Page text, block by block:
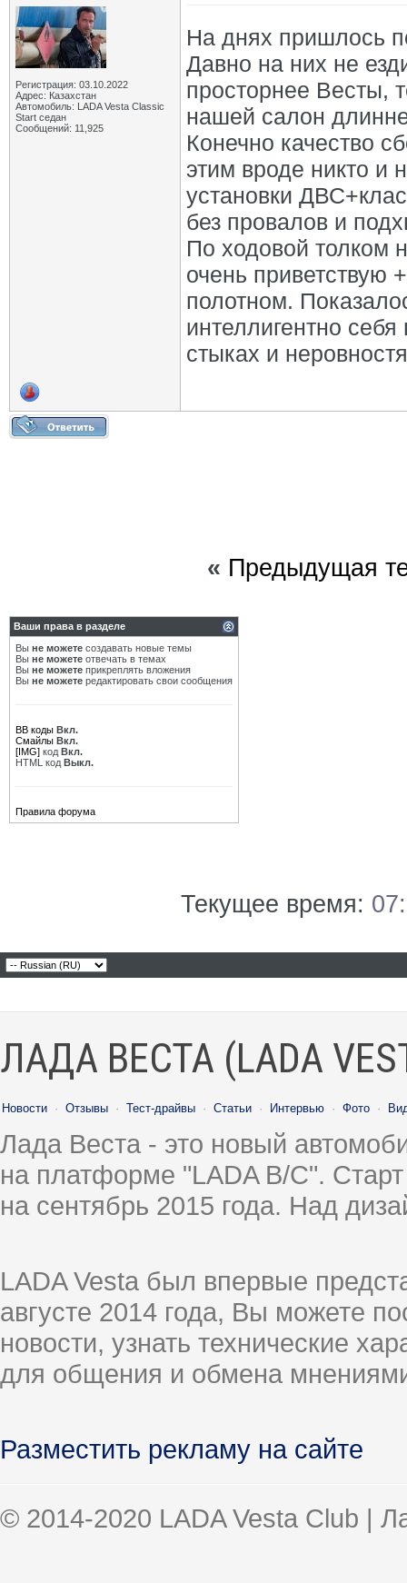
Регистрация: 03.10.2022
Адрес: Казахстан
Автомобиль: LADA Vesta Classic
Start седан
Сообщений: 11,925
На днях пришлось
Давно на них не
просторнее Весты,
нашей салон
Конечно качество
этим вроде никто и
установки
без провалов и
По ходовой толком
очень приветствую
полотном.
интеллигентно
стыках и
« Предыдущая
Ваши права в разделе
Вы не можете создавать новые темы
Вы не можете отвечать в темах
Вы не можете прикреплять вложения
Вы не можете редактировать свои сообщения
BB коды Вкл.
Смайлы Вкл.
[IMG] код Вкл.
HTML код Выкл.
Правила форума
Текущее время:
ЛАДА ВЕСТА (LADA
Новости · Отзывы · Тест-драйвы · Статьи · Интервью · Фото ·
Лада Веста - это новый
на платформе "LADA B/C".
на сентябрь 2015 года. Над
LADA Vesta был впервые
августе 2014 года, Вы можете
новости, узнать технические
для общения и обмена
Разместить рекламу на сайте
© 2014-2020 LADA Vesta Club |